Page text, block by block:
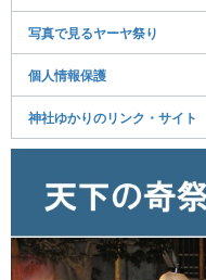
写真で見るヤーヤ祭り
個人情報保護
神社ゆかりのリンク・サイト